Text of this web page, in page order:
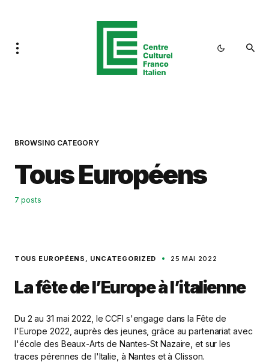
BROWSING CATEGORY
Tous Européens
7 posts
TOUS EUROPÉENS UNCATEGORIZED 25 MAI 2022
La fête de l’Europe à l’italienne
Du 2 au 31 mai 2022, le CCFI s'engage dans la Fête de
l'Europe 2022, auprès des jeunes, grâce au partenariat avec
l'école des Beaux-Arts de Nantes-St Nazaire, et sur les
traces pérennes de l'Italie, à Nantes et à Clisson.